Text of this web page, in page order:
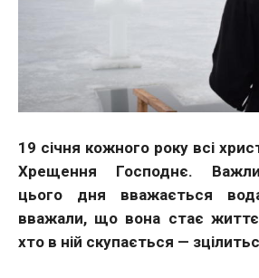
19 січня кожного року всi
Хрещення Господнє.
цього дня вважається
вважали, що вона стає
хто в ній скупається —